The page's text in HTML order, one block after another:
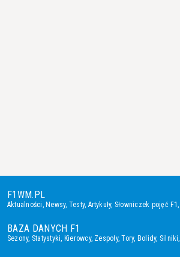
F1WM.PL
Aktualności, Newsy, Testy, Artykuły, Słowniczek pojęć F1,
BAZA DANYCH F1
Sezony, Statystyki, Kierowcy, Zespoły,Tory, Bolidy, Silniki,